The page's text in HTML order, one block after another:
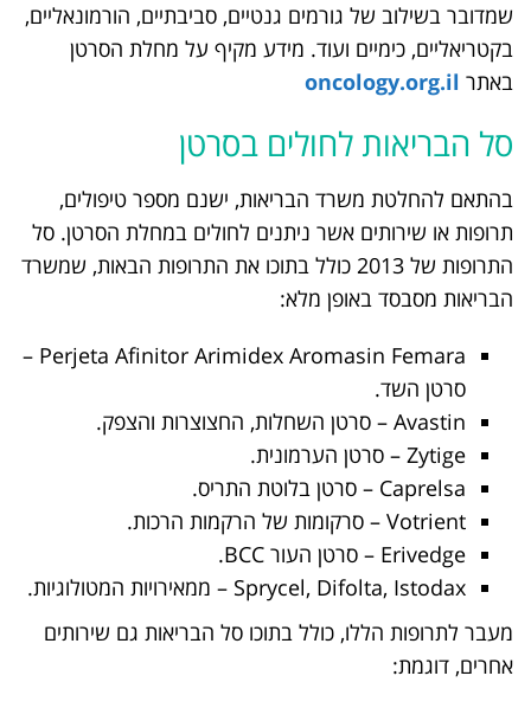
שמדובר בשילוב של גורמים גנטיים, סביבתיים, הורמונאליים,
בקטריאליים, כימיים ועוד. מידע מקיף על מחלת הסרטן
באתר oncology.org.il
סל הבריאות לחולים בסרטן
בהתאם להחלטת משרד הבריאות, ישנם מספר טיפולים,
תרופות או שירותים אשר ניתנים לחולים במחלת הסרטן. סל
התרופות של 2013 כולל בתוכו את התרופות הבאות, שמשרד
הבריאות מסבסד באופן מלא:
Perjeta Afinitor Arimidex Aromasin Femara –
סרטן השד.
Avastin – סרטן השחלות, החצוצרות והצפק.
Zytige – סרטן הערמונית.
Caprelsa – סרטן בלוטת התריס.
Votrient – סרקומות של הרקמות הרכות.
Erivedge – סרטן העור BCC.
Sprycel, Difolta, Istodax – ממאירויות המטולוגיות.
מעבר לתרופות הללו, כולל בתוכו סל הבריאות גם שירותים
אחרים, דוגמת: